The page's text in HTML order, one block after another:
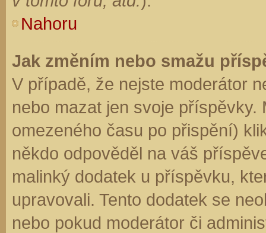
Nahoru
Jak změním nebo smažu
V případě, že nejste moderátor
nebo mazat jen svoje
omezeného času po přispění)
někdo odpověděl na váš
malinký dodatek u příspěvku,
upravovali. Tento dodatek se
nebo pokud moderátor či